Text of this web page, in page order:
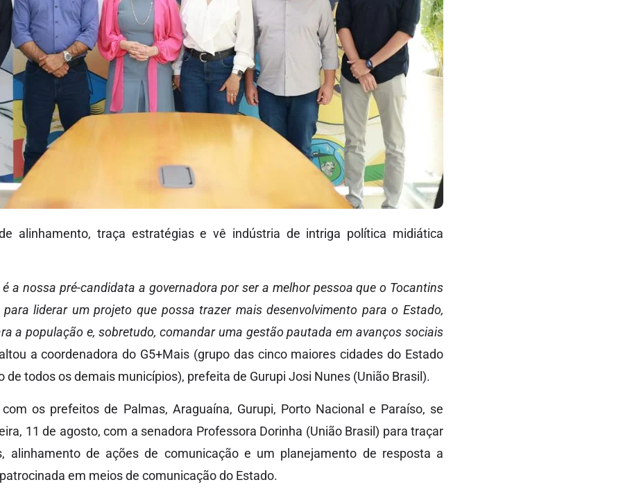
alinhamento, traça estratégias e vê indústria de intriga política midiática
é a nossa pré-candidata a governadora por ser a melhor pessoa que o Tocantins
liderar um projeto que possa trazer mais desenvolvimento para o Estado,
a população e, sobretudo, comandar uma gestão pautada em avanços sociais
a coordenadora do G5+Mais (grupo das cinco maiores cidades do Estado
de todos os demais municípios), prefeita de Gurupi Josi Nunes (União Brasil).
os prefeitos de Palmas, Araguaína, Gurupi, Porto Nacional e Paraíso, se
11 de agosto, com a senadora Professora Dorinha (União Brasil) para traçar
alinhamento de ações de comunicação e um planejamento de resposta a
em meios de comunicação do Estado.